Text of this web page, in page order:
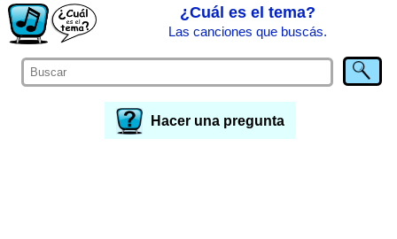
¿Cuál es el tema?
Las canciones que buscás.
Hacer una pregunta